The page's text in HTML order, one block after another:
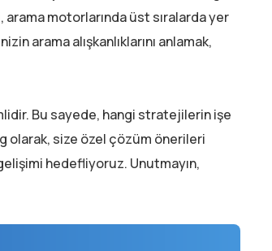
motorlarında üst sıralarda yer
arama alışkanlıklarını anlamak,
Bu sayede, hangi stratejilerin işe
olarak, size özel çözüm önerileri
hedefliyoruz. Unutmayın,